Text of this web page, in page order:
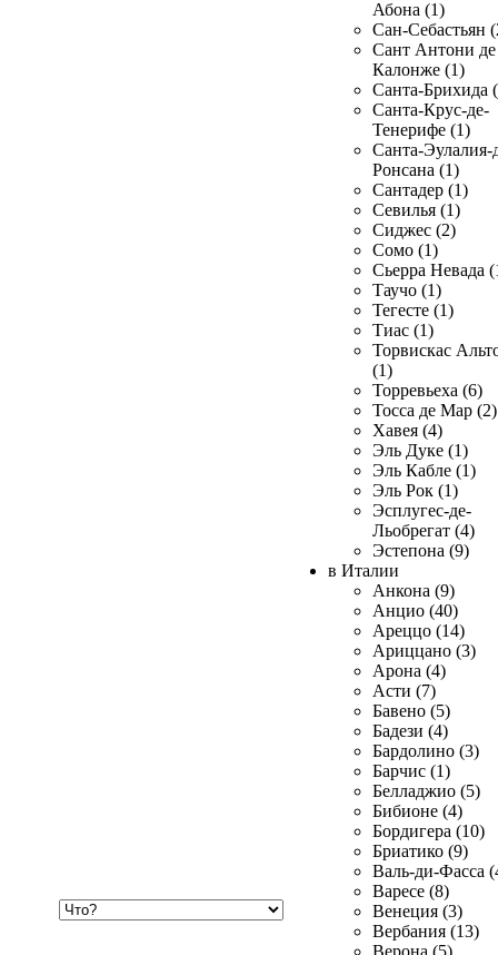
Абона (1)
Сан-Себастьян
Сант Антони де
Калонже (1)
Санта-Брихида
Санта-Крус-де-
Тенерифе (1)
Санта-Эулалия-
Ронсана (1)
Сантадер (1)
Севилья (1)
Сиджес (2)
Сомо (1)
Сьерра Невада
Таучо (1)
Тегесте (1)
Тиас (1)
Торвискас
(1)
Торревьеха (6)
Тосса де Мар (2)
Хавея (4)
Эль Дуке (1)
Эль Кабле (1)
Эль Рок (1)
Эсплугес-де-
Льобрегат (4)
Эстепона (9)
в Италии
Анкона (9)
Анцио (40)
Ареццо (14)
Ариццано (3)
Арона (4)
Асти (7)
Бавено (5)
Бадези (4)
Бардолино (3)
Барчис (1)
Белладжио (5)
Бибионе (4)
Бордигера (10)
Бриатико (9)
Валь-ди-Фасса
Варесе (8)
Венеция (3)
Вербания (13)
Верона (5)